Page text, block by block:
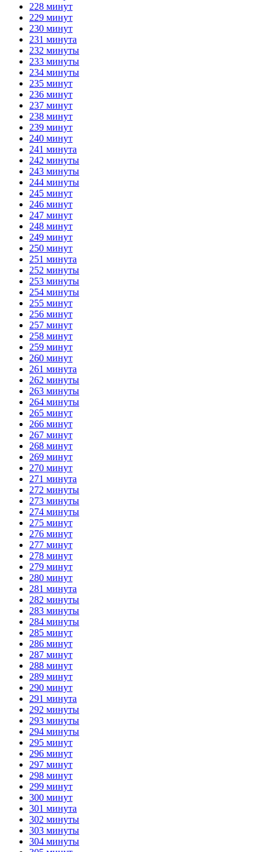
228 минут
229 минут
230 минут
231 минута
232 минуты
233 минуты
234 минуты
235 минут
236 минут
237 минут
238 минут
239 минут
240 минут
241 минута
242 минуты
243 минуты
244 минуты
245 минут
246 минут
247 минут
248 минут
249 минут
250 минут
251 минута
252 минуты
253 минуты
254 минуты
255 минут
256 минут
257 минут
258 минут
259 минут
260 минут
261 минута
262 минуты
263 минуты
264 минуты
265 минут
266 минут
267 минут
268 минут
269 минут
270 минут
271 минута
272 минуты
273 минуты
274 минуты
275 минут
276 минут
277 минут
278 минут
279 минут
280 минут
281 минута
282 минуты
283 минуты
284 минуты
285 минут
286 минут
287 минут
288 минут
289 минут
290 минут
291 минута
292 минуты
293 минуты
294 минуты
295 минут
296 минут
297 минут
298 минут
299 минут
300 минут
301 минута
302 минуты
303 минуты
304 минуты